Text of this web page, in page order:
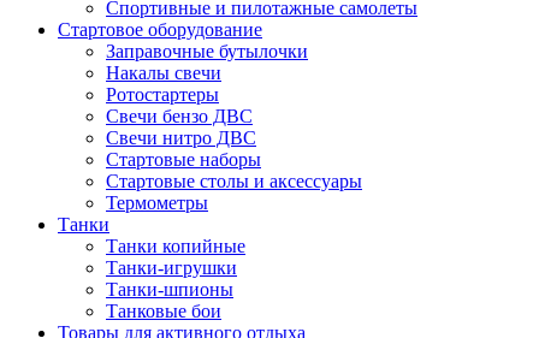
Спортивные и пилотажные самолеты
Стартовое оборудование
Заправочные бутылочки
Накалы свечи
Ротостартеры
Свечи бензо ДВС
Свечи нитро ДВС
Стартовые наборы
Стартовые столы и аксессуары
Термометры
Танки
Танки копийные
Танки-игрушки
Танки-шпионы
Танковые бои
Товары для активного отдыха